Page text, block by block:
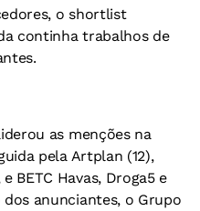
o shortlist
continha trabalhos de
as menções na
pela Artplan (12),
BETC Havas, Droga5 e
anunciantes, o Grupo